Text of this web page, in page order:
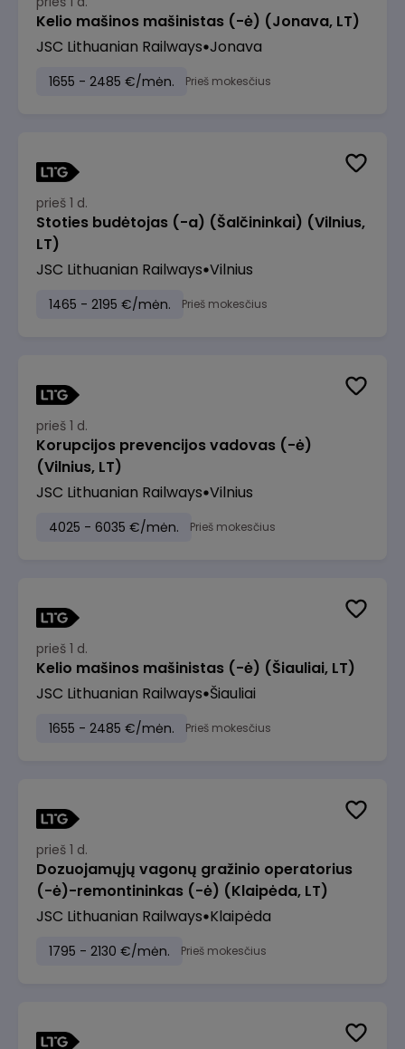
Kelio mašinos mašinistas (-ė) (Jonava, LT)
JSC Lithuanian Railways Jonava
1655 - 2485 €/mėn. Prieš mokesčius
prieš 1 d.
Stoties budėtojas (-a) (Šalčininkai) (Vilnius,
LT)
JSC Lithuanian Railways Vilnius
1465 - 2195 €/mėn. Prieš mokesčius
prieš 1 d.
Korupcijos prevencijos vadovas (-ė)
(Vilnius, LT)
JSC Lithuanian Railways Vilnius
4025 - 6035 €/mėn. Prieš mokesčius
prieš 1 d.
Kelio mašinos mašinistas (-ė) (Šiauliai, LT)
JSC Lithuanian Railways Šiauliai
1655 - 2485 €/mėn. Prieš mokesčius
prieš 1 d.
Dozuojamųjų vagonų gražinio operatorius
(-ė)-remontininkas (-ė) (Klaipėda, LT)
JSC Lithuanian Railways Klaipėda
1795 - 2130 €/mėn. Prieš mokesčius